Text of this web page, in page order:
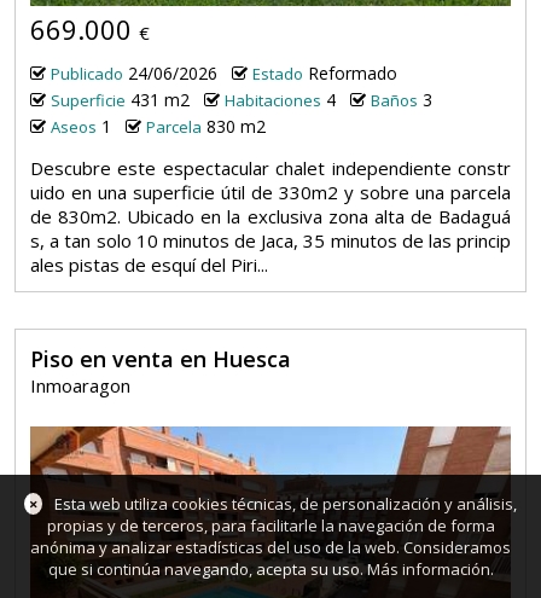
669.000 €
Publicado 24/06/2026 Estado Reformado
Superficie 431 m2 Habitaciones 4 Baños 3
Aseos 1 Parcela 830 m2
Descubre este espectacular chalet independiente constr
uido en una superficie útil de 330m2 y sobre una parcela
de 830m2. Ubicado en la exclusiva zona alta de Badaguá
s, a tan solo 10 minutos de Jaca, 35 minutos de las princip
ales pistas de esquí del Piri...
Piso en venta en Huesca
Inmoaragon
×
Esta web utiliza cookies técnicas, de personalización y análisis,
propias y de terceros, para facilitarle la navegación de forma
anónima y analizar estadísticas del uso de la web. Consideramos
que si continúa navegando, acepta su uso.Más información.